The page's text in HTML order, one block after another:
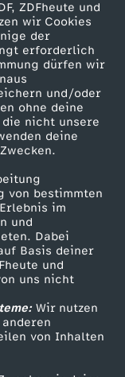
ZDFheute und
wir Cookies
der
erforderlich
dürfen wir
und/oder
ohne deine
nicht unsere
deine
von bestimmten
im
und
Dabei
Basis deiner
und
uns nicht
Wir nutzen
von Inhalten
ZDF